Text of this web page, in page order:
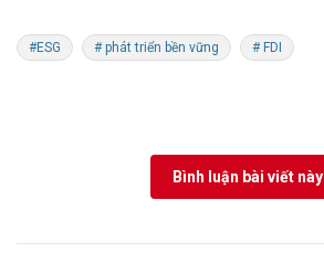
#ESG # phát triển bền vững # FDI
Bình luận bài viết này